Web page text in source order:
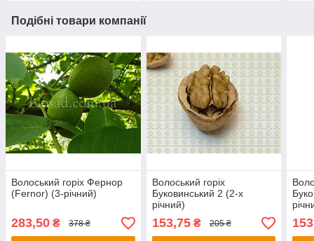
Подібні товари компанії
Волоський горіх Фернор
(Fernor) (3-річний)
283,50 ₴ 378 ₴
Волоський горіх
Буковинський 2 (2-х
річний)
153,75₴ 205 ₴